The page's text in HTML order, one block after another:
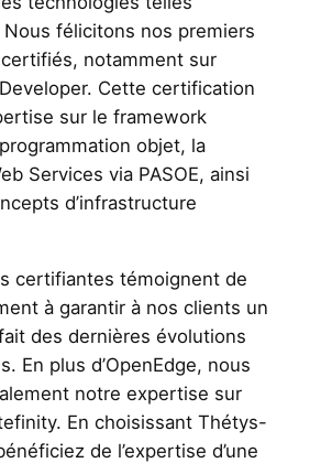
Nous félicitons nos premiers
notamment sur
Cette certification
sur le framework
objet, la
Services via PASOE, ainsi
d’infrastructure
certifiantes témoignent de
à garantir à nos clients un
des dernières évolutions
En plus d’OpenEdge, nous
notre expertise sur
En choisissant Thétys-
de l’expertise d’une